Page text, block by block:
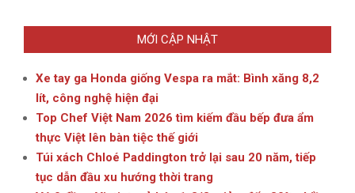
MỚI CẬP NHẬT
Xe tay ga Honda giống Vespa ra mắt: Bình xăng 8,2
lít, công nghệ hiện đại
Top Chef Việt Nam 2026 tìm kiếm đầu bếp đưa ẩm
thực Việt lên bàn tiệc thế giới
Túi xách Chloé Paddington trở lại sau 20 năm, tiếp
tục dẫn đầu xu hướng thời trang